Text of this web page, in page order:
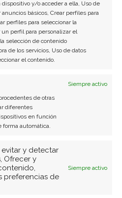
y/o acceder a ella, Uso de
básicos, Crear perfiles para
perfiles para seleccionar la
perfil para personalizar el
selección de contenido
de los servicios, Uso de datos
el contenido.
Siempre activo
de otras
diferentes
en función
automática.
evitar y detectar
Ofrecer y
preferencias de
Siempre activo
wolframio que se juega su
de Sangdong
refuerza su apuesta
el terreno perdido